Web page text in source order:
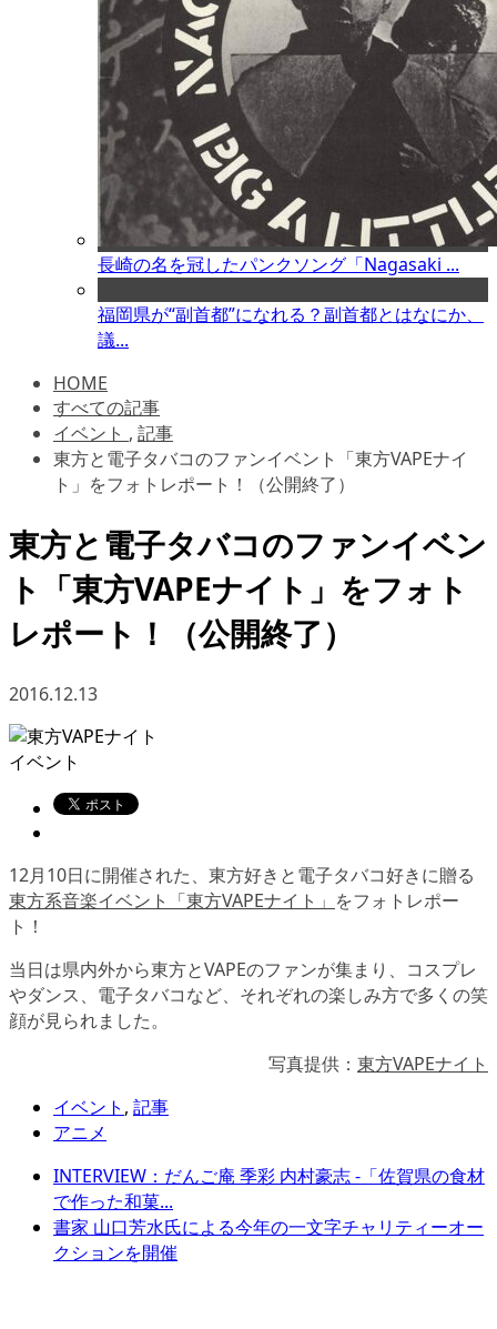
長崎の名を冠したパンクソング「Nagasaki ...
福岡県が“副首都”になれる？副首都とはなにか、
議...
HOME
すべての記事
イベント , 記事
東方と電子タバコのファンイベント「東方VAPEナイ
ト」をフォトレポート！（公開終了）
東方と電子タバコのファンイベン
ト「東方VAPEナイト」をフォト
レポート！（公開終了）
2016.12.13
イベント
12月10日に開催された、東方好きと電子タバコ好きに贈る
東方系音楽イベント「東方VAPEナイト」 をフォトレポー
ト！
当日は県内外から東方とVAPEのファンが集まり、コスプレ
やダンス、電子タバコなど、それぞれの楽しみ方で多くの笑
顔が見られました。
写真提供： 東方VAPEナイト
イベント , 記事
アニメ
INTERVIEW：だんご庵 季彩 内村豪志 -「佐賀県の食材
で作った和菓...
書家 山口芳水氏による今年の一文字チャリティーオー
クションを開催